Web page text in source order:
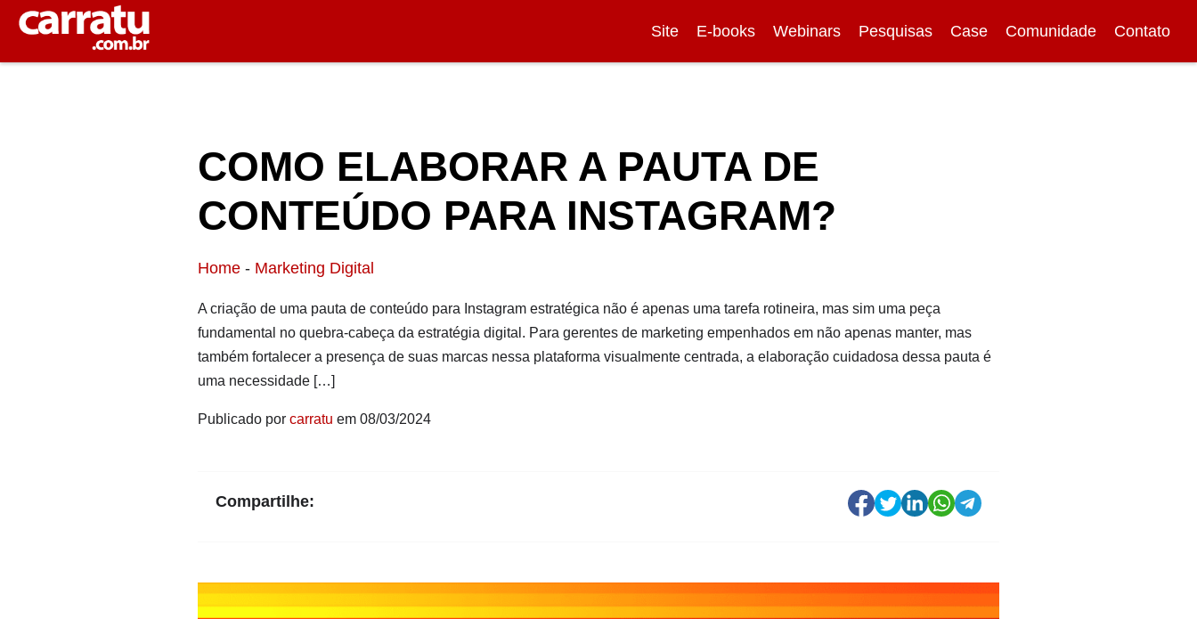
Site E-books Webinars Pesquisas Case Comunidade Contato
COMO ELABORAR A PAUTA DE
CONTEÚDO PARA INSTAGRAM?
Home - Marketing Digital
A criação de uma pauta de conteúdo para Instagram estratégica não é apenas uma tarefa rotineira, mas sim uma peça
fundamental no quebra-cabeça da estratégia digital. Para gerentes de marketing empenhados em não apenas manter, mas
também fortalecer a presença de suas marcas nessa plataforma visualmente centrada, a elaboração cuidadosa dessa pauta é
uma necessidade […]
Publicado por carratu em 08/03/2024
Compartilhe: